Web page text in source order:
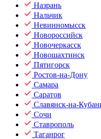
Назрань
Нальчик
Невинномысск
Новороссийск
Новочеркасск
Новошахтинск
Пятигорск
Ростов-на-Дону
Самара
Саратов
Славянск-на-
Сочи
Ставрополь
Таганрог